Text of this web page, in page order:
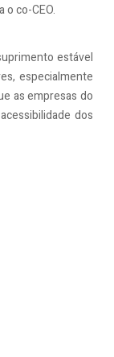
co-CEO.
estável
especialmente
as empresas do
dos